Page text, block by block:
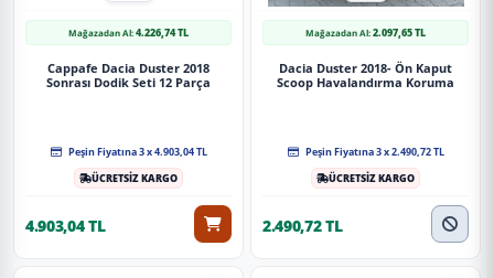
Mağazadan Al:4.226,74 TL
Cappafe Dacia Duster 2018
Sonrası Dodik Seti 12 Parça
Peşin Fiyatına 3 x 4.903,04 TL
ÜCRETSİZ KARGO
4.903,04 TL
Mağazadan Al:2.097,65 TL
Dacia Duster 2018- Ön Kaput
Scoop Havalandırma Koruma
Peşin Fiyatına 3 x 2.490,72 TL
ÜCRETSİZ KARGO
2.490,72 TL